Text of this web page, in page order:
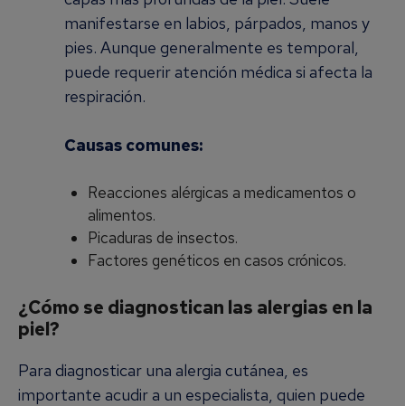
manifestarse en labios, párpados, manos y
pies. Aunque generalmente es temporal,
puede requerir atención médica si afecta la
respiración.
Causas comunes:
Reacciones alérgicas a medicamentos o
alimentos.
Picaduras de insectos.
Factores genéticos en casos crónicos.
¿Cómo se diagnostican las alergias en la
piel?
Para diagnosticar una alergia cutánea, es
importante acudir a un especialista, quien puede